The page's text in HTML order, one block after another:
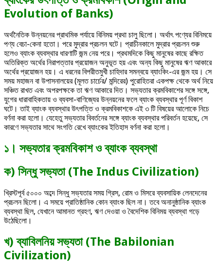
Evolution of Banks)
অর্থনৈতিক উন্নয়নের প্রাথমিক পর্যায়ে বিনিময় প্রথা চালু ছিলো। অর্থাৎ পণ্যের বিনিময়ে
পণ্য বেচা-কেনা হতো। পরে মুদ্রার প্রচলন ঘটে। প্রাচীনকালে মুদ্রার প্রচলন শুরু
হলেও ব্যাংক ব্যবস্থার ধারণাটি জন্ম নেয় পরে। প্রথমদিকে কিছু মানুষের কাছে রক্ষিত
অতিরিক্ত অর্থের নিরাপত্তার প্রয়োজন অনুভূত হয় এবং অন্য কিছু মানুষের ঋণ আকারে
অর্থের প্রয়োজন হয়। এ ধরনের বিপরীতমুখী চাহিদার সমন্বয়ে ব্যাংকিং-এর জন্ম হয়। সে
সময় মহাজন বা উপাসনালয়ের (মূলত চার্চের/ মন্দিরের) পুরোহিতরা একপক্ষ থেকে অর্থ নিয়ে
সঞ্চিত রাখত এবং অপরপক্ষকে তা ঋণ আকারে দিত। সভ্যতার ক্রমবিকাশের সঙ্গে সঙ্গে,
যুগের ধারাবাহিকতায় ও ব্যবসা-বাণিজ্যের উন্নয়নের ফলে ব্যাংক ব্যবস্থার পূর্ণ বিকাশ
ঘটে। তাই ব্যাংক ব্যবস্থার উৎপত্তি ও ক্রমবিকাশকে এই ৩ টি বিষয়ের আলোকে নিচে
বর্ণনা করা হলো। যেহেতু সভ্যতার বিবর্তনের সঙ্গে ব্যাংক ব্যবস্থার পরিবর্তন হয়েছে, সে
কারণে সভ্যতার সাথে সংগতি রেখে ব্যাংকের ইতিহাস বর্ণনা করা হলো।
১। সভ্যতার ক্রমবিকাশ ও ব্যাংক ব্যবস্থা
ক) সিন্ধু সভ্যতা (The Indus Civilization)
খ্রিস্টপূর্ব ৫০০০ অব্দে সিন্ধু সভ্যতার সময় গ্রিস, রোম ও মিসরে ব্যবসায়িক লেনদেনের
প্রচলন ছিলো। এ সময়ে প্রাতিষ্ঠানিক কোন ব্যাংক ছিল না। তবে অনানুষ্ঠানিক ব্যাংক
ব্যবস্থা ছিল, যেখানে আমানত গ্রহণ, ঋণ দেওয়া ও বৈদেশিক বিনিময় ব্যবস্থা গড়ে
উঠেছিলো।
খ) ব্যাবিলনিয় সভ্যতা (The Babilonian
Civilization)